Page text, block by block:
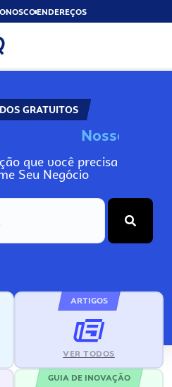
ENDEREÇOS
GRATUITOS
No
que você precisa
Seu Negócio
ARTIGOS
VER TODOS
GUIA DE INOVAÇÃO